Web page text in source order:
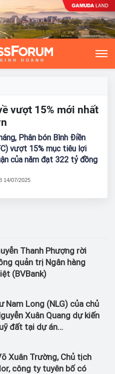
vượt 15% mới nhất
Phân bón Bình Điền
vượt 15% mục tiêu lợi
của năm đạt 322 tỷ đồng
14/07/2025
Thanh Phượng rời
quản trị Ngân hàng
(BVBank)
Nam Long (NLG) của chủ
Xuân Quang dự kiến
đất tại dự án
Xuân Trường, Chủ tịch
công ty tuyên bố có